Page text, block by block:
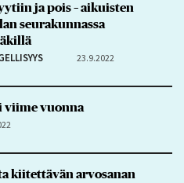
ja pois – aikuisten
seurakunnassa
23.9.2022
viime vuonna
kiitettävän arvosanan